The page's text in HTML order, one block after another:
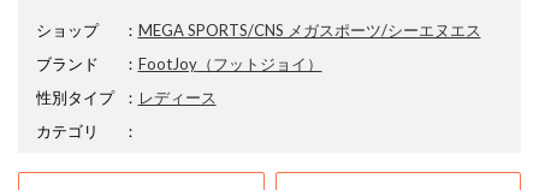
ショップ ： MEGA SPORTS/CNS メガスポーツ/シーエヌエス
ブランド
： FootJoy（フットジョイ）
性別タイプ
： レディース
カテゴリ
：